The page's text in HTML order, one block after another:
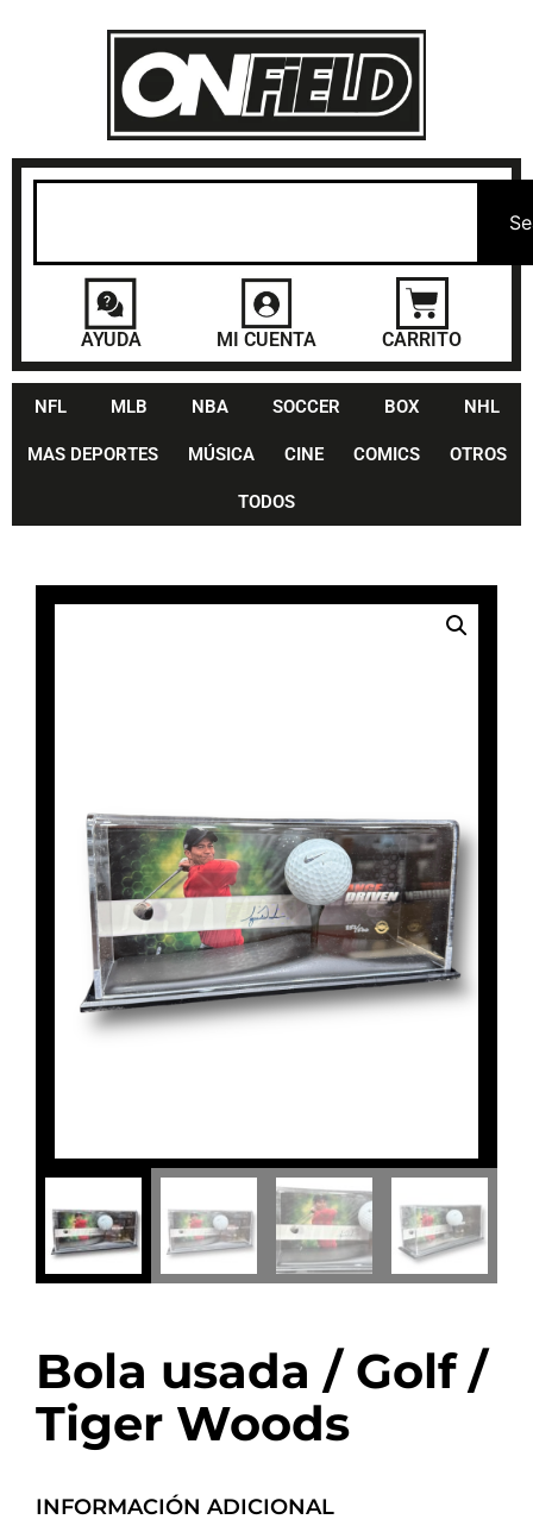
AYUDA MI CUENTA CARRITO
NFL MLB NBA SOCCER BOX NHL
MAS DEPORTES MÚSICA CINE COMICS OTROS
TODOS
Bola usada / Golf /
Tiger Woods
INFORMACIÓN ADICIONAL